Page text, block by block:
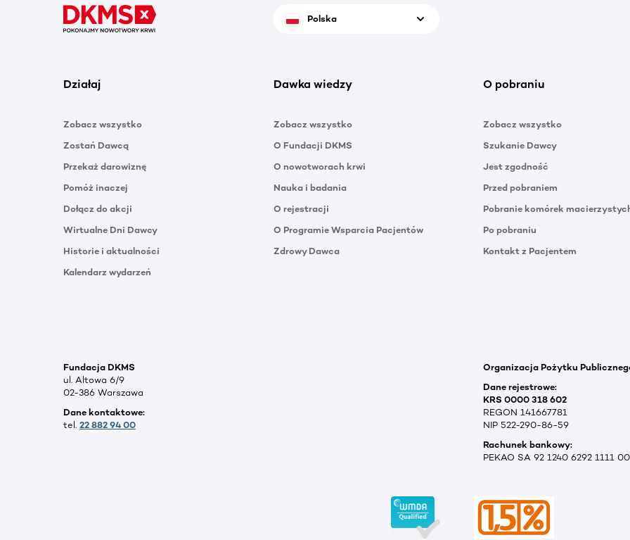
Polska
Działaj
Zobacz wszystko
Zostań Dawcą
Przekaż darowiznę
Pomóż inaczej
Dołącz do akcji
Wirtualne Dni Dawcy
Historie i aktualności
Kalendarz wydarzeń
Dawka wiedzy
Zobacz wszystko
O Fundacji DKMS
O nowotworach krwi
Nauka i badania
O rejestracji
O Programie Wsparcia Pacjentów
Zdrowy Dawca
O pobraniu
Zobacz wszystko
Szukanie Dawcy
Jest zgodność
Przed pobraniem
Pobranie komórek
Po pobraniu
Kontakt z Pacjentem
Fundacja DKMS
ul. Altowa 6/9
02-386 Warszawa
Dane kontaktowe:
tel. 22 882 94 00
Organizacja Pożytku
Dane rejestrowe:
KRS 0000 318 602
REGON 141667781
NIP 522-290-86-59
Rachunek bankowy:
PEKAO SA 92 1240 6292 1111